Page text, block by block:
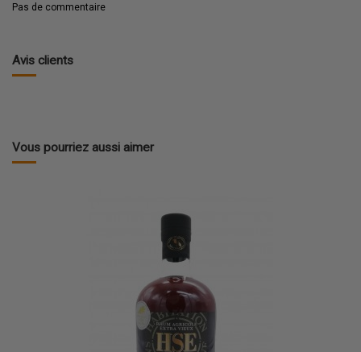
Pas de commentaire
Avis clients
Vous pourriez aussi aimer